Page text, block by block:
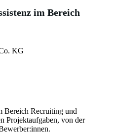
im Bereich
KG
Bereich Recruiting und
Projektaufgaben, von der